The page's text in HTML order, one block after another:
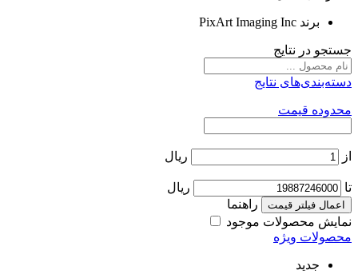
برند PixArt Imaging Inc
جستجو در نتایج
دسته‌بندی‌های نتایج
محدوده قیمت
از ریال
تا ریال
اعمال فیلتر قیمت
راهنما
نمایش محصولات موجود
محصولات ویژه
جدید